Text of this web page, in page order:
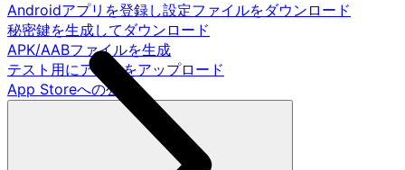
Androidアプリを登録し設定ファイルをダウンロード
秘密鍵を生成してダウンロード
APK/AABファイルを生成
テスト用にアプリをアップロード
App Storeへの公開